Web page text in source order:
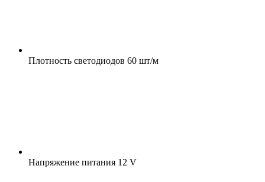
Плотность светодиодов 60 шт/м
Напряжение питания 12 V